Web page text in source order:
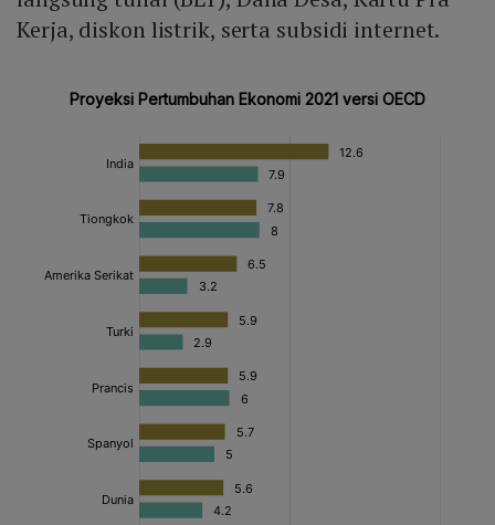
Kerja, diskon listrik, serta subsidi internet.